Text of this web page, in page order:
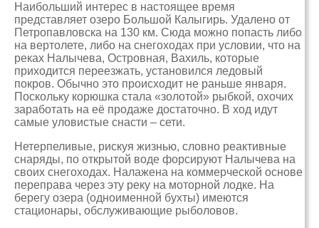
Наибольший интерес в настоящее время
представляет озеро Большой Калыгирь. Удалено от
Петропавловска на 130 км. Сюда можно попасть либо
на вертолете, либо на снегоходах при условии, что на
реках Налычева, Островная, Вахиль, которые
приходится переезжать, установился ледовый
покров. Обычно это происходит не раньше января.
Поскольку корюшка стала «золотой» рыбкой, охочих
заработать на её продаже достаточно. В ход идут
самые уловистые снасти – сети.
Нетерпеливые, рискуя жизнью, словно реактивные
снаряды, по открытой воде форсируют Налычева на
своих снегоходах. Налажена на коммерческой основе
переправа через эту реку на моторной лодке. На
берегу озера (одноименной бухты) имеются
стационары, обслуживающие рыболовов.